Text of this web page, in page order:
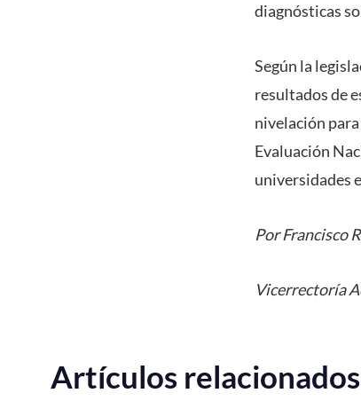
diagnósticas
Según la
resultados de
nivelación
Evaluación
universidades
Por Francisco
Vicerrectoría
Artículos relacionados